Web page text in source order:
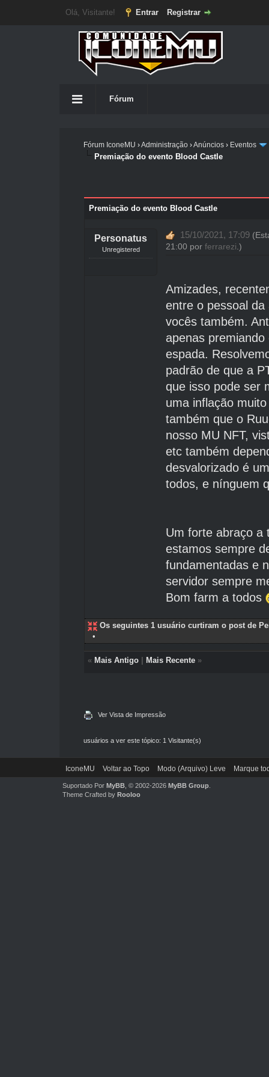
Olá, Visitante! Entrar Registrar
Fórum
Fórum IconeMU ›Administração›Anúncios› Eventos
Premiação do evento Blood Castle
Premiação do evento Blood Castle
Personatus
Unregistered
15/10/2021, 17:09
21:00 porferrarezi .)
Amizades,
entre o pessoal
vocês também.
apenas
espada.
padrão de que a
que isso pode ser
uma inflação
também que o
nosso MU NFT,
etc também
desvalorizado é
todos, e nínguem
Um forte abraço a
estamos sempre
fundamentadas e
servidor sempre
Bom farm a todos
Os seguintes 1 usuário curtiram o post de
•
« Mais Antigo| Mais Recente»
Ver Vista de Impressão
usuários a ver este tópico: 1 Visitante(s)
IconeMU Voltar ao Topo Modo (Arquivo) Leve Marque
Suportado Por MyBB, © 2002-2026 MyBB Group.
Theme Crafted by Rooloo